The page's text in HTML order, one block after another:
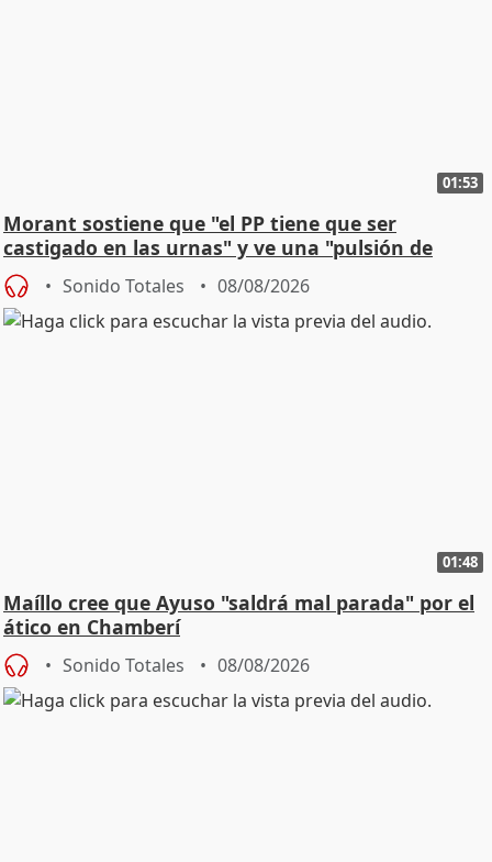
01:53
Morant sostiene que "el PP tiene que ser
castigado en las urnas" y ve una "pulsión de
cambio"
Sonido Totales 08/08/2026
01:48
Maíllo cree que Ayuso "saldrá mal parada" por el
ático en Chamberí
Sonido Totales 08/08/2026